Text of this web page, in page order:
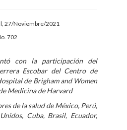
27/Noviembre/2021
702
con la participación del
Escobar del Centro de
de Brigham and Women
Medicina de Harvard
de la salud de México, Perú,
Cuba, Brasil, Ecuador,